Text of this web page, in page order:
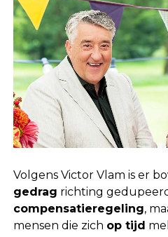
Volgens Victor Vlam is er
gedrag richting
compensatieregeling,
mensen die zich op tijd